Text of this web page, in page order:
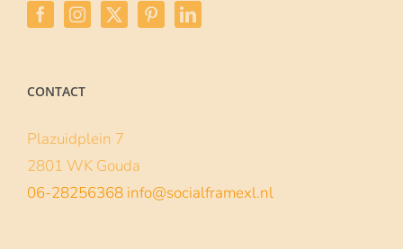
CONTACT
Plazuidplein 7
2801 WK Gouda
06-28256368 info@socialframexl.nl